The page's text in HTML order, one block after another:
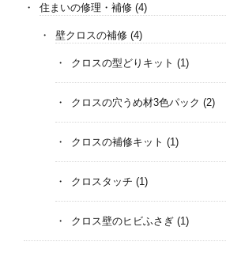
住まいの修理・補修 (4)
壁クロスの補修 (4)
クロスの型どりキット (1)
クロスの穴うめ材3色パック (2)
クロスの補修キット (1)
クロスタッチ (1)
クロス壁のヒビふさぎ (1)